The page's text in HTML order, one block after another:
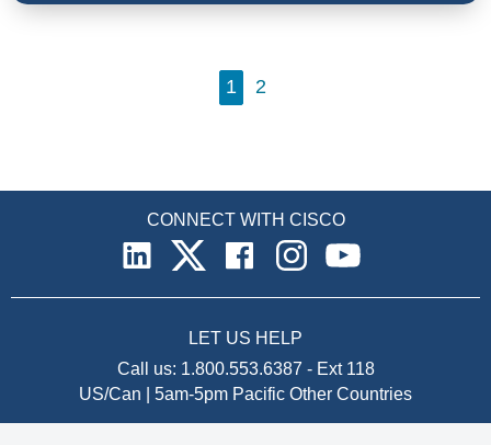
1 2
CONNECT WITH CISCO
LET US HELP
Call us: 1.800.553.6387 - Ext 118
US/Can | 5am-5pm Pacific Other Countries